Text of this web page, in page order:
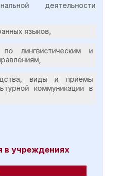
деятельности
языков,
лингвистическим и
виды и приемы
коммуникации в
в учреждениях